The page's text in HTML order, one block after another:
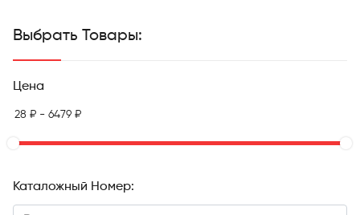
Выбрать Товары:
Цена
Каталожный Номер: